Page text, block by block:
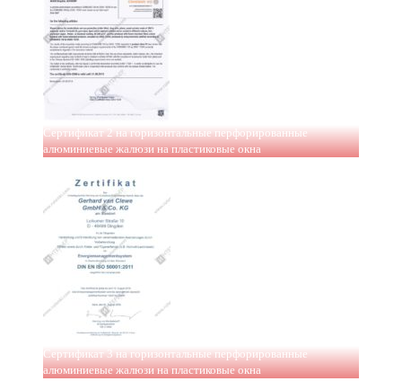
Сертификат 2 на горизонтальные перфорированные
алюминиевые жалюзи на пластиковые окна
Сертификат 3 на горизонтальные перфорированные
алюминиевые жалюзи на пластиковые окна